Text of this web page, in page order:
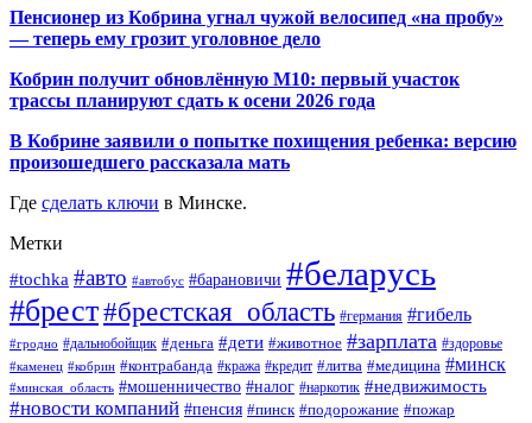
Пенсионер из Кобрина угнал чужой велосипед «на пробу»
— теперь ему грозит уголовное дело
Кобрин получит обновлённую М10: первый участок
трассы планируют сдать к осени 2026 года
В Кобрине заявили о попытке похищения ребенка: версию
произошедшего рассказала мать
Где сделать ключи в Минске.
Метки
#tochka #авто #автобус #барановичи #беларусь
#брест#брестская_область #германия #гибель
#гродно #дальнобойщик #деньга #дети #животное #зарплата #здоровье
#каменец #кобрин #контрабанда #кража #кредит #литва #медицина #минск
#минская_область #мошенничество #налог #наркотик #недвижимость
#новости компаний #пенсия #пинск #подорожание #пожар